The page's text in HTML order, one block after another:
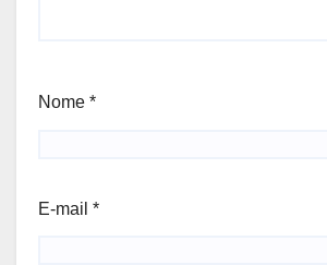
Nome *
E-mail *